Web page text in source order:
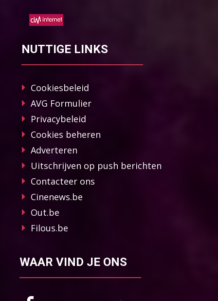
NUTTIGE LINKS
Cookiesbeleid
AVG Formulier
Privacybeleid
Cookies beheren
Adverteren
Uitschrijven op push berichten
Contacteer ons
Cinenews.be
Out.be
Filous.be
WAAR VIND JE ONS